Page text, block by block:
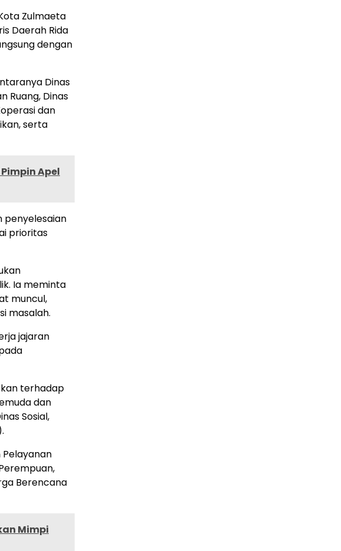
Zulmaeta
Daerah Rida
dengan
Dinas
Ruang, Dinas
dan
serta
Apel
penyelesaian
prioritas
Ia meminta
muncul,
masalah.
jajaran
terhadap
dan
Sosial,
Pelayanan
Berencana
Mimpi